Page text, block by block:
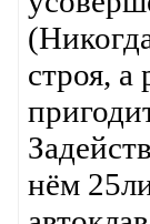
строя,
нём